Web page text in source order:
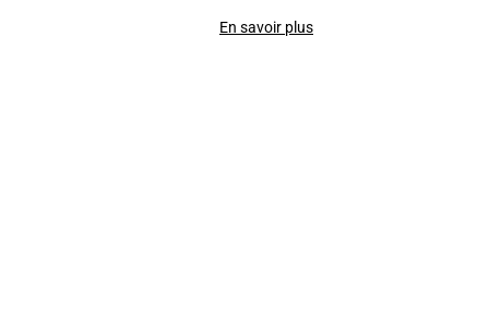
En savoir plus